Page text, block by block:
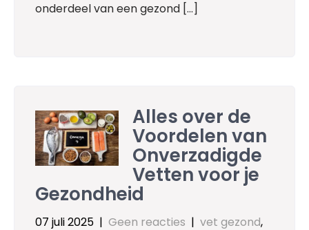
onderdeel van een gezond […]
Alles over de
Voordelen van
Onverzadigde
Vetten voor je
Gezondheid
07 juli 2025 | Geen reacties | vet gezond,